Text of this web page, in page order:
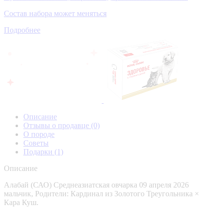
Состав набора может меняться
Подробнее
Описание
Отзывы о продавце (0)
О породе
Советы
Подарки (1)
Описание
Алабай (САО) Среднеазиатская овчарка 09 апреля 2026
мальчик, Родители: Кардинал из Золотого Треугольника ×
Кара Куш.